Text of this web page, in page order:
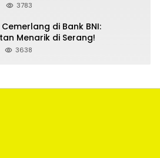
3783
di Bank BNI:
Menarik di Serang!
3638